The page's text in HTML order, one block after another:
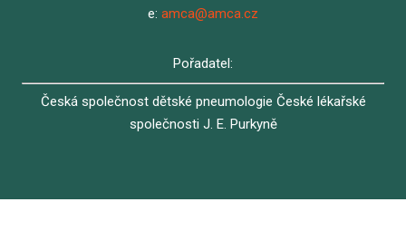
e: amca@amca.cz
Pořadatel:
Česká společnost dětské pneumologie České lékařské
společnosti J. E. Purkyně